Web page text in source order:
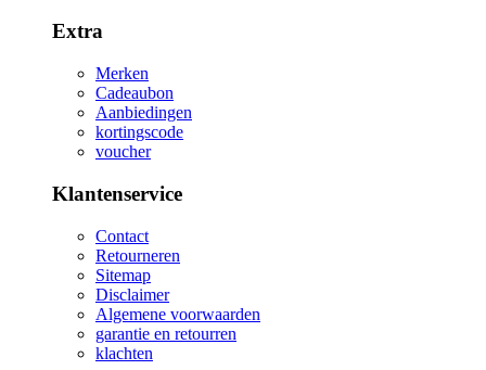
Extra
Merken
Cadeaubon
Aanbiedingen
kortingscode
voucher
Klantenservice
Contact
Retourneren
Sitemap
Disclaimer
Algemene voorwaarden
garantie en retourren
klachten